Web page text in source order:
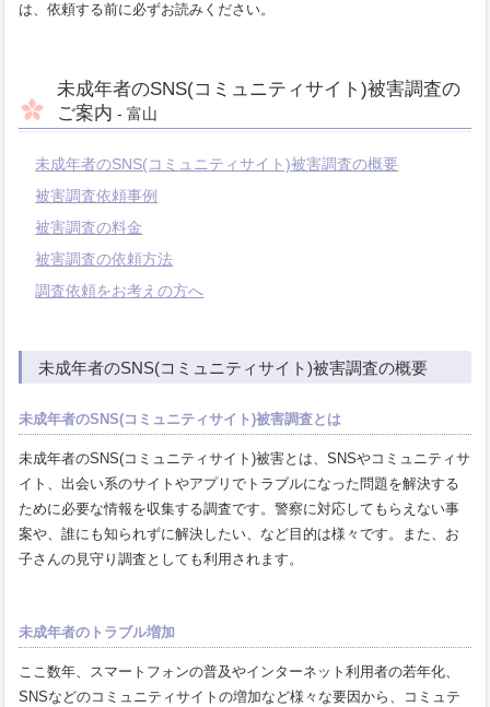
は、依頼する前に必ずお読みください。
未成年者のSNS(コミュニティサイト)被害調査の
ご案内 - 富山
未成年者のSNS(コミュニティサイト)被害調査の概要
被害調査依頼事例
被害調査の料金
被害調査の依頼方法
調査依頼をお考えの方へ
未成年者のSNS(コミュニティサイト)被害調査の概要
未成年者のSNS(コミュニティサイト)被害調査とは
未成年者のSNS(コミュニティサイト)被害とは、SNSやコミュニティサ
イト、出会い系のサイトやアプリでトラブルになった問題を解決する
ために必要な情報を収集する調査です。警察に対応してもらえない事
案や、誰にも知られずに解決したい、など目的は様々です。また、お
子さんの見守り調査としても利用されます。
未成年者のトラブル増加
ここ数年、スマートフォンの普及やインターネット利用者の若年化、
SNSなどのコミュニティサイトの増加など様々な要因から、コミュテ